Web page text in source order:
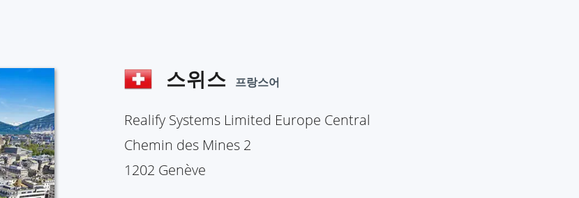
스위스 프랑스어
Realify Systems Limited Europe Central
Chemin des Mines 2
1202 Genève